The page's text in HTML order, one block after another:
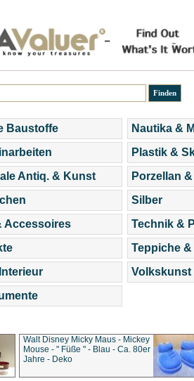
Baustoffe
Antiq. & Kunst
Accessoires
Nautika &
Plastik &
Porzellan
Silber
Technik &
Teppiche
Volkskunst
Walt Disney Micky Maus - Mickey
Mouse - " Füße " - Blau - Ca. 80er
Jahre - Deko